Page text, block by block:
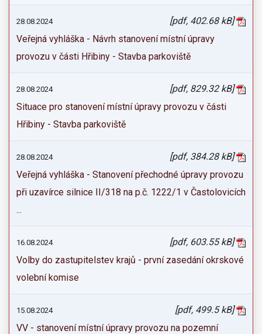
28.08.2024
[pdf, 402.68 kB]
Veřejná vyhláška - Návrh stanovení místní úpravy
provozu v části Hřibiny - Stavba parkoviště
28.08.2024
[pdf, 829.32 kB]
Situace pro stanovení místní úpravy provozu v části
Hřibiny - Stavba parkoviště
28.08.2024
[pdf, 384.28 kB]
Veřejná vyhláška - Stanovení přechodné úpravy provozu
při uzavírce silnice II/318 na p.č. 1222/1 v Častolovicích
...
16.08.2024
[pdf, 603.55 kB]
Volby do zastupitelstev krajů - první zasedání okrskové
volební komise
15.08.2024
[pdf, 499.5 kB]
VV - stanovení místní úpravy provozu na pozemní